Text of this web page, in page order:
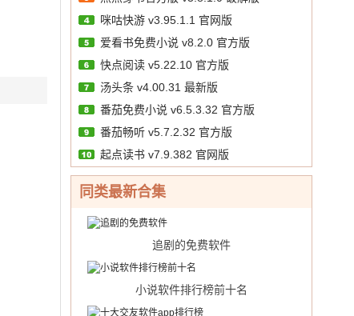
咪咕快游 v3.95.1.1 官网版
爱看书免费小说 v8.2.0 官方版
快点阅读 v5.22.10 官方版
汤头条 v4.00.31 最新版
番茄免费小说 v6.5.3.32 官方版
番茄畅听 v5.7.2.32 官方版
起点读书 v7.9.382 官网版
同类最新合集
追剧的免费软件
小说软件排行榜前十名